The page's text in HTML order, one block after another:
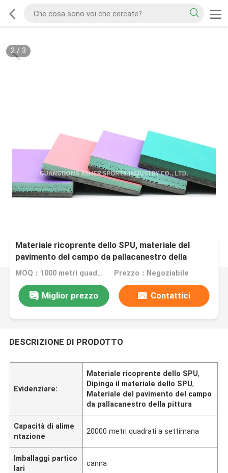
2/ 3
Materiale ricoprente dello SPU, materiale del
pavimento del campo da pallacanestro della
pittura
MOQ：1000 metri quadrati Prezzo：Negoziabile
Miglior prezzo Contattici
DESCRIZIONE DI PRODOTTO
Evidenziare:
Materiale ricoprente dello SPU,
Dipinga il materiale dello SPU,
Materiale del pavimento del campo
da pallacanestro della pittura
Capacità di alime
ntazione
20000 metri quadrati a settimana
Imballaggi partico
lari
canna